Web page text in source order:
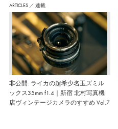
ARTICLES ／ 連載
非公開: ライカの超希少名玉ズミル
ックス35mm f1.4｜新宿 北村写真機
店ヴィンテージカメラのすすめ Vol.7